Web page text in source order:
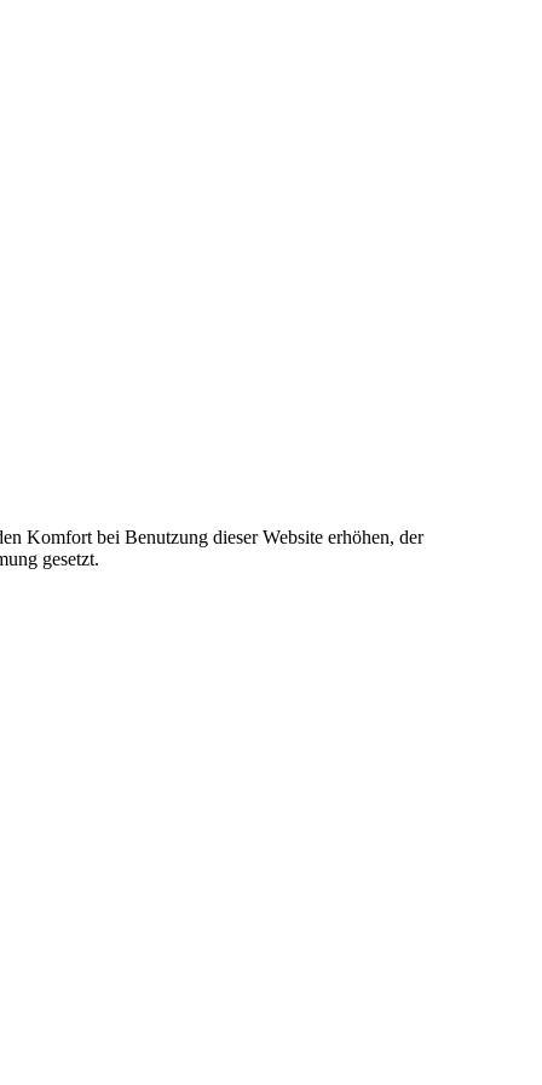
Komfort bei Benutzung dieser Website erhöhen, der
gesetzt.